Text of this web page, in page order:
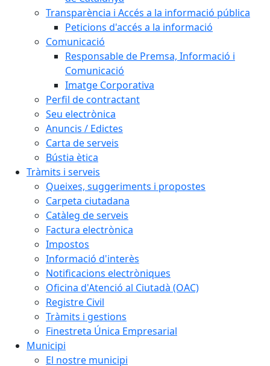
Transparència i Accés a la informació pública
Peticions d'accés a la informació
Comunicació
Responsable de Premsa, Informació i
Comunicació
Imatge Corporativa
Perfil de contractant
Seu electrònica
Anuncis / Edictes
Carta de serveis
Bústia ètica
Tràmits i serveis
Queixes, suggeriments i propostes
Carpeta ciutadana
Catàleg de serveis
Factura electrònica
Impostos
Informació d'interès
Notificacions electròniques
Oficina d'Atenció al Ciutadà (OAC)
Registre Civil
Tràmits i gestions
Finestreta Única Empresarial
Municipi
El nostre municipi